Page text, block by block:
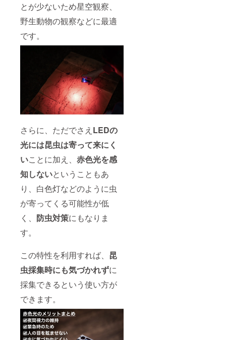
とが少ないため星空観察、
野生動物の観察などに最適
です。
さらに、ただでさえ LEDの
光には昆虫は寄って来にく
いことに加え、 赤色光を感
知しないということもあ
り、白色灯などのように虫
が寄ってくる可能性が低
く、 防虫対策にもなりま
す。
この特性を利用すれば、 昆
虫採集時にも気づかれずに
採集できるという使い方が
できます。